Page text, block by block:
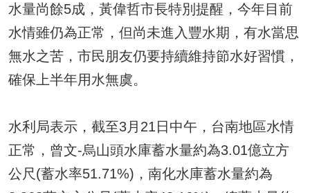
水量尚餘5成，黃偉哲市長特別提醒，今年目前
水情雖仍為正常，但尚未進入豐水期，有水當思
無水之苦，市民朋友仍要持續維持節水好習慣，
確保上半年用水無虞。
水利局表示，截至3月21日中午，台南地區水情
正常，曾文-烏山頭水庫蓄水量約為3.01億立方
公尺(蓄水率51.71%)，南化水庫蓄水量約為